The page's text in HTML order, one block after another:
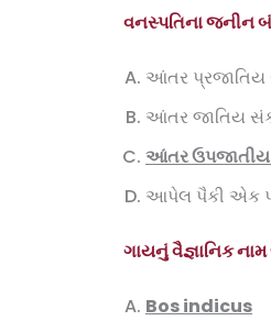
વનસ્પતિના જનીન
આંતર
આંતર જાતિય
આંતર
આપેલ પૈકી એક
ગાયનું વૈજ્ઞાનિક
Bos indicus